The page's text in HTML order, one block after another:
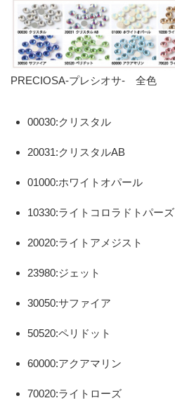
PRECIOSA-プレシオサ- 全色
00030:クリスタル
20031:クリスタルAB
01000:ホワイトオパール
10330:ライトコロラドトパーズ
20020:ライトアメジスト
23980:ジェット
30050:サファイア
50520:ペリドット
60000:アクアマリン
70020:ライトローズ